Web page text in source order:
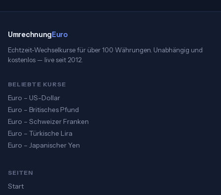
UmrechnungEuro
Echtzeit-Wechselkurse für über 100 Währungen. Unabhängig und
kostenlos — live seit 2012.
BELIEBTE KURSE
Euro – US-Dollar
Euro – Britisches Pfund
Euro – Schweizer Franken
Euro – Türkische Lira
Euro – Japanischer Yen
SEITEN
Start